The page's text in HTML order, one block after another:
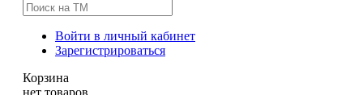
Войти в личный кабинет
Зарегистрироваться
Корзина